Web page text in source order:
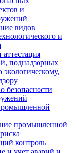
и
видов
и
поднадзорных
безопасности
промышленной
контроль